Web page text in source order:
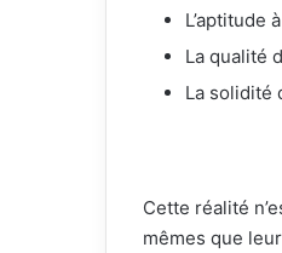
L’aptitude
La qualité
La solidité
Cette réalité
mêmes que